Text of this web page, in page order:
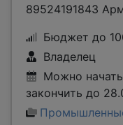
89524191843
Бюджет до
Владелец
Можно
закончить до